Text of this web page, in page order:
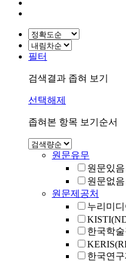
필터
검색결과 좁혀 보기
선택해제
좁혀본 항목 보기순서
원문유무
원문있음
원문없음
원문제공처
누리미
한국학
한국연